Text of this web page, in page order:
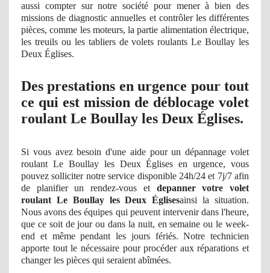
aussi compter sur notre société pour mener à bien des
missionsde diagnostic annuelles et contrôler les différentes
pièces, comme les moteurs, la partie alimentation électrique,
les treuils ou les tabliers de volets roulants Le Boullay les
Deux Églises.
Des prestations en urgence pour tout
ce qui est mission de déblocage volet
roulant Le Boullay les Deux Églises.
Si vous avez besoin d'une aide pour un dépannage volet
roulant Le Boullay les Deux Églises en urgence, vous
pouvez solliciter notre service disponible 24h/24 et 7j/7 afin
de planifier un rendez-vous et depanner votre volet
roulant Le Boullay les Deux Églisesainsi la situation.
Nous avons des équipes qui peuvent intervenir dans l'heure,
que ce soit de jour ou dans la nuit, en semaine ou le week-
end et même pendant les jours fériés. Notre technicien
apporte tout le nécessaire pour procéder aux réparations et
changer les pièces qui seraient abîmées.